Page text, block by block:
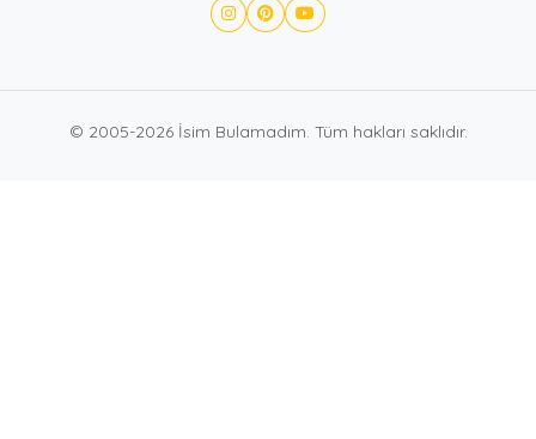
© 2005-2026 İsim Bulamadım. Tüm hakları saklıdır.